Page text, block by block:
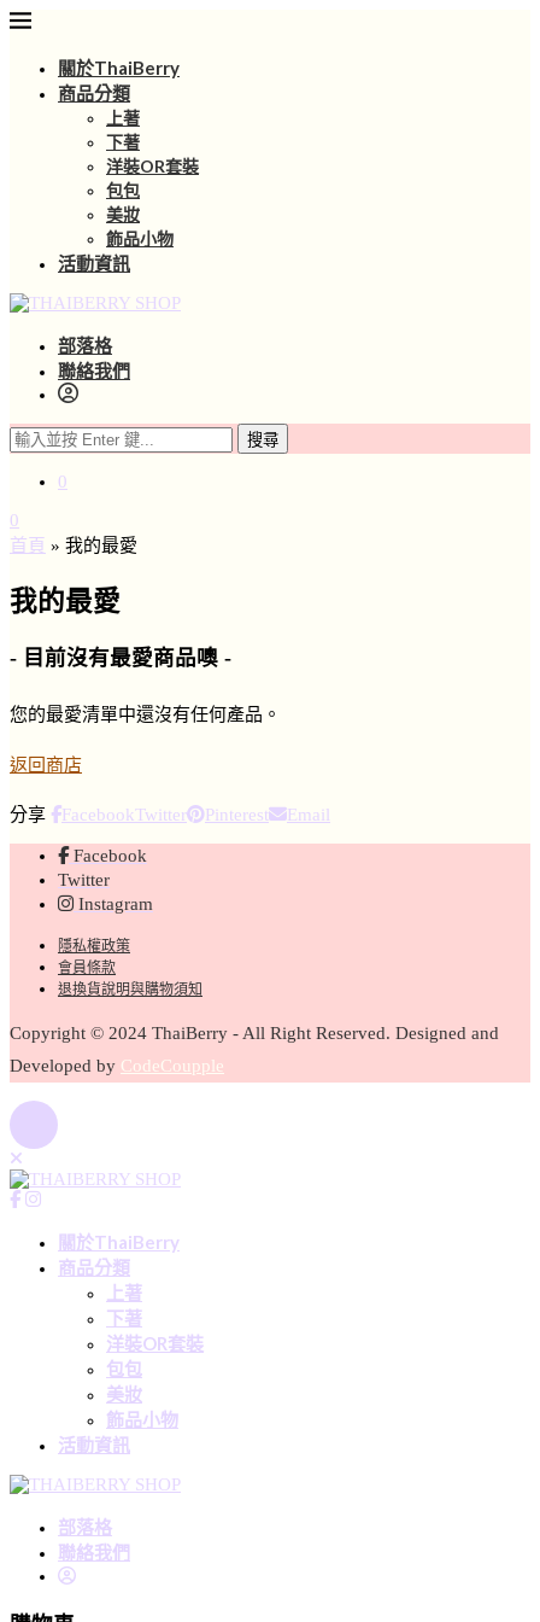
關於ThaiBerry
商品分類
上著
下著
洋裝OR套裝
包包
美妝
飾品小物
活動資訊
部落格
聯絡我們
搜尋
0
0
首頁 » 我的最愛
我的最愛
- 目前沒有最愛商品噢 -
您的最愛清單中還沒有任何產品。
返回商店
分享 FacebookTwitter Pinterest Email
Facebook
Twitter
Instagram
隱私權政策
會員條款
退換貨說明與購物須知
Copyright © 2024 ThaiBerry - All Right Reserved. Designed and
Developed by CodeCoupple
關於ThaiBerry
商品分類
上著
下著
洋裝OR套裝
包包
美妝
飾品小物
活動資訊
部落格
聯絡我們